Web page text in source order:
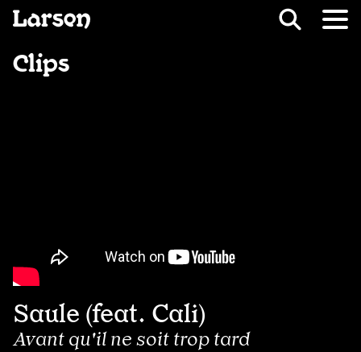
Fil d’ariane
Clips
Saule (feat. Cali)
Avant qu'il ne soit trop tard